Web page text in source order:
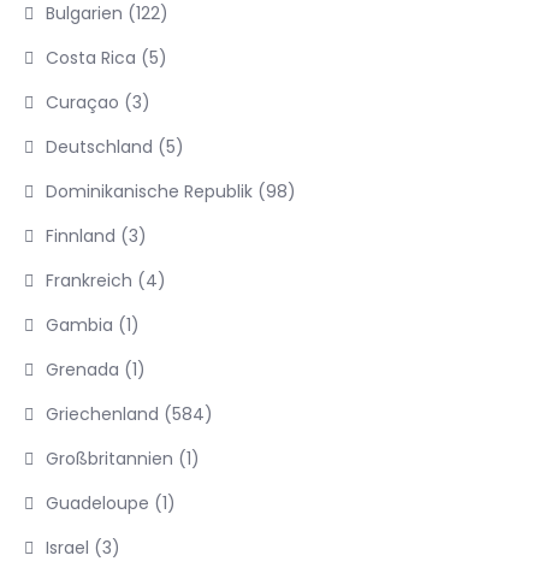
Bulgarien (122)
Costa Rica (5)
Curaçao (3)
Deutschland (5)
Dominikanische Republik (98)
Finnland (3)
Frankreich (4)
Gambia (1)
Grenada (1)
Griechenland (584)
Großbritannien (1)
Guadeloupe (1)
Israel (3)